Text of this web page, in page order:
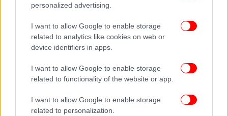
personalized advertising.
I want to allow Google to enable storage
related to analytics like cookies on web or
device identifiers in apps.
I want to allow Google to enable storage
related to functionality of the website or app.
I want to allow Google to enable storage
related to personalization.